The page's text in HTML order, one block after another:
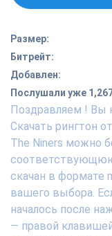
Размер:
Битрейт:
Добавлен:
Послушали уже
Поздравляем ! Вы
Скачать рингтон
The Niners можно
соответствующюю
скачан в формате
вашего выбора.
началось после
— правой